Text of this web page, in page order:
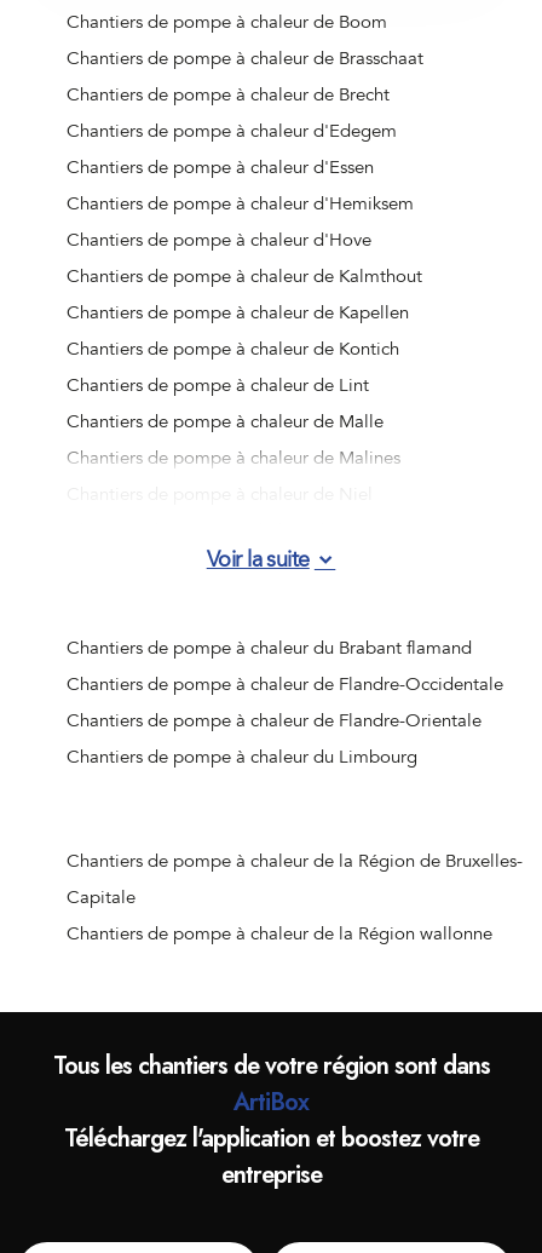
Chantiers de pompe à chaleur de Boom
Chantiers de pompe à chaleur de Brasschaat
Chantiers de pompe à chaleur de Brecht
Chantiers de pompe à chaleur d'Edegem
Chantiers de pompe à chaleur d'Essen
Chantiers de pompe à chaleur d'Hemiksem
Chantiers de pompe à chaleur d'Hove
Chantiers de pompe à chaleur de Kalmthout
Chantiers de pompe à chaleur de Kapellen
Chantiers de pompe à chaleur de Kontich
Chantiers de pompe à chaleur de Lint
Chantiers de pompe à chaleur de Malle
Chantiers de pompe à chaleur de Malines
Chantiers de pompe à chaleur de Rumst
Chantiers de pompe à chaleur de Schilde
Chantiers de pompe à chaleur de Schoten
Chantiers de pompe à chaleur de Stabroek
Chantiers de pompe à chaleur de Wijnegem
Chantiers de pompe à chaleur de Zandhoven
Chantiers de pompe à chaleur de Zoersel
Chantiers de pompe à chaleur de Zwijndrecht
Chantiers de pompe à chaleur de Beerse
Chantiers de pompe à chaleur de Dessel
Chantiers de pompe à chaleur de Geel
Chantiers de pompe à chaleur de Grobbendonk
Voir la suite
Chantiers de pompe à chaleur du Brabant flamand
Chantiers de pompe à chaleur de Flandre-Occidentale
Chantiers de pompe à chaleur de Flandre-Orientale
Chantiers de pompe à chaleur du Limbourg
Chantiers de pompe à chaleur de la Région de Bruxelles-
Capitale
Chantiers de pompe à chaleur de la Région wallonne
Tous les chantiers de votre région sont dans
ArtiBox
Téléchargez l'application et boostez votre
entreprise